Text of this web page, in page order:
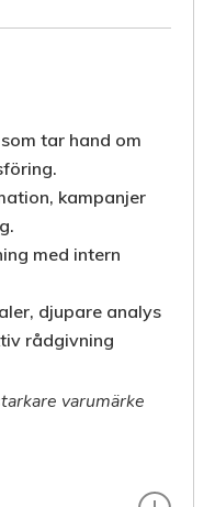
tar hand om
kampanjer
med intern
djupare analys
rådgivning
varumärke